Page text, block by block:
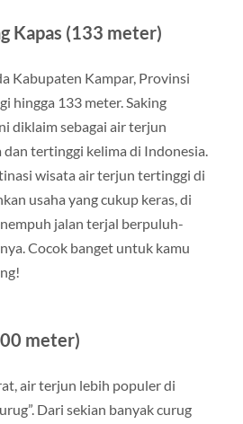
Kapas (133 meter)
Kabupaten Kampar, Provinsi
hingga 133 meter. Saking
diklaim sebagai air terjun
tertinggi kelima di Indonesia.
wisata air terjun tertinggi di
usaha yang cukup keras, di
jalan terjal berpuluh-
Cocok banget untuk kamu
meter)
air terjun lebih populer di
Dari sekian banyak curug